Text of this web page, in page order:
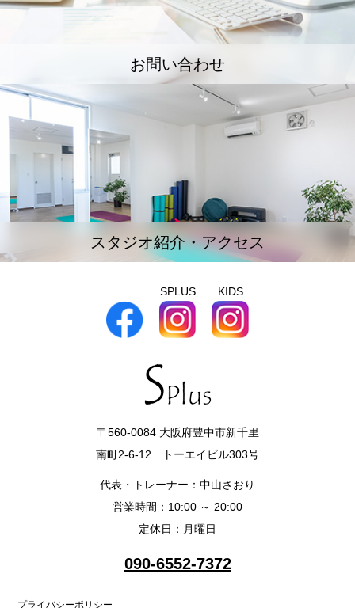
お問い合わせ
スタジオ紹介・アクセス
SPLUS KIDS
〒560-0084 大阪府豊中市新千里
南町2-6-12 トーエイビル303号
代表・トレーナー：中山さおり
営業時間：10:00 ～ 20:00
定休日：月曜日
090-6552-7372
プライバシーポリシー